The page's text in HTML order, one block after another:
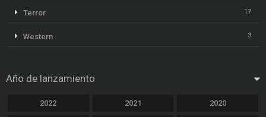
Terror 17
Western 3
Año de lanzamiento
2022 2021 2020